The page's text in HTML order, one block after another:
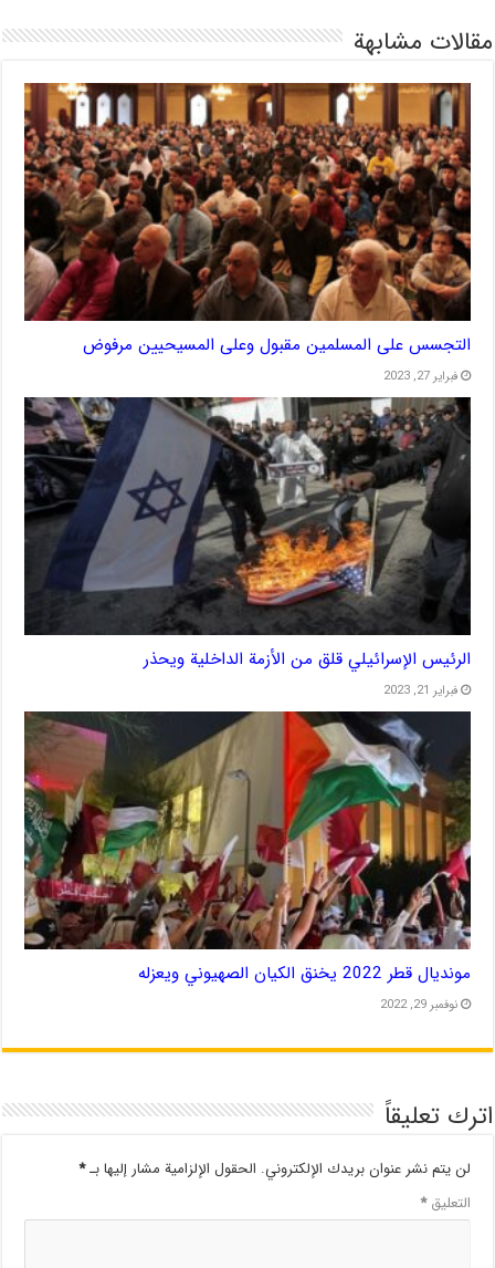
مقالات مشابهة
التجسس على المسلمين مقبول وعلى المسيحيين مرفوض
فبراير 27, 2023
الرئيس الإسرائيلي قلق من الأزمة الداخلية ويحذر
فبراير 21, 2023
مونديال قطر 2022 يخنق الكيان الصهيوني ويعزله
نوفمبر 29, 2022
اترك تعليقاً
لن يتم نشر عنوان بريدك الإلكتروني. الحقول الإلزامية مشار إليها بـ*
التعليق*